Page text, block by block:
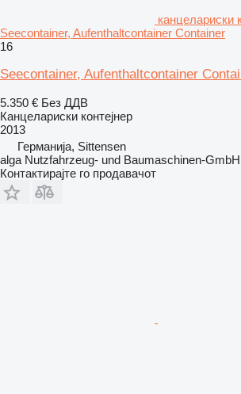
канцелариски
Seecontainer, Aufenthaltcontainer Container
16
Seecontainer, Aufenthaltcontainer
5.350 € Без ДДВ
Канцелариски контејнер
2013
Германија, Sittensen
alga Nutzfahrzeug- und Baumaschinen-
Контактирајте го продавачот